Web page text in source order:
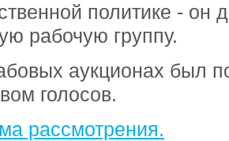
политике - он
рабочую группу.
аукционах был
голосов.
рассмотрения.